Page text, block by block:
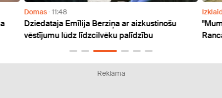
Domas 11:48
Dziedātāja Emīlija Bērziņa ar aizkustinošu
vēstījumu lūdz līdzcilvēku palīdzību
Reklāma